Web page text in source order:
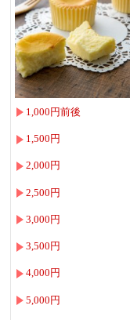
1,000円前後
1,500円
2,000円
2,500円
3,000円
3,500円
4,000円
5,000円